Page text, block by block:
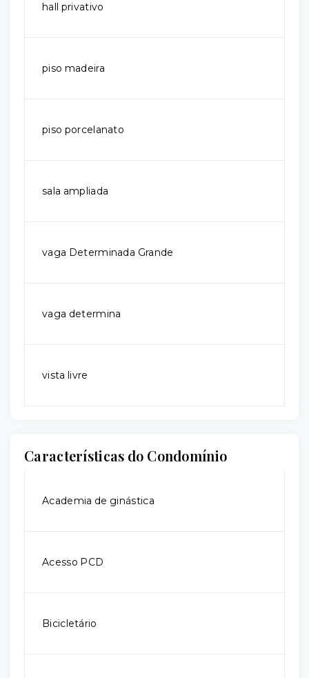
hall privativo
piso madeira
piso porcelanato
sala ampliada
vaga Determinada Grande
vaga determina
vista livre
Características do Condomínio
Academia de ginástica
Acesso PCD
Bicicletário